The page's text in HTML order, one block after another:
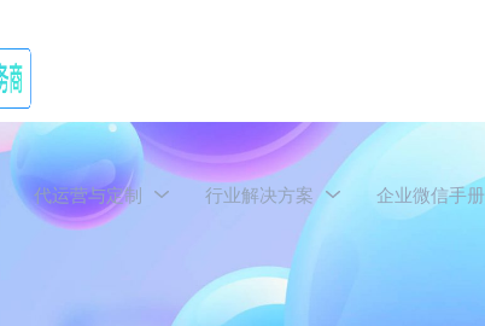
代运营与定制 行业解决方案 企业微信手册